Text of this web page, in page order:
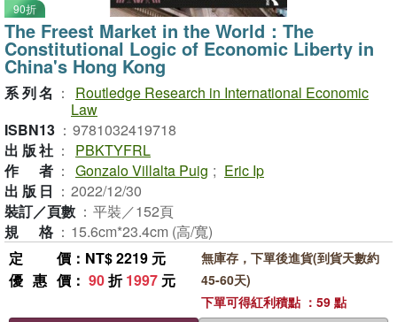
90折
The Freest Market in the World：The
Constitutional Logic of Economic Liberty in
China's Hong Kong
系列名 ：
Routledge Research in International Economic
Law
ISBN13 ： 9781032419718
出版社 ：
PBKTYFRL
作者 ： Gonzalo Villalta Puig ; Eric Ip
出版日 ： 2022/12/30
裝訂／頁數 ： 平裝／152頁
規格 ： 15.6cm*23.4cm (高/寬)
定價 ：NT$ 2219 元
優惠價 ： 90折1997 元
無庫存，下單後進貨(到貨天數約
45-60天)
下單可得紅利積點 ：59 點